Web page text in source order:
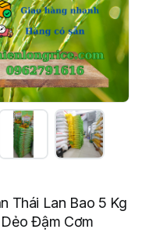
Thái Lan Bao 5 Kg
Đậm Cơm